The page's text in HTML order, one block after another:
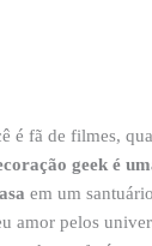
é fã de filmes,
geek é
em um
amor pelos